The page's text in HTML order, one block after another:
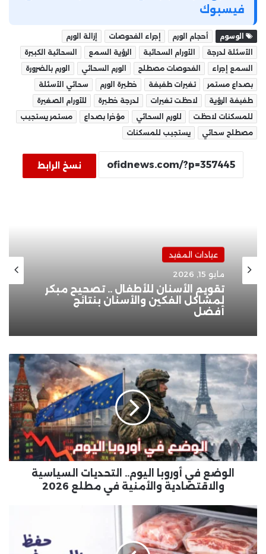
فيسبوك
الوسوم أحجام الورم إجراء الفحوصات
إزالة الورم
الأسئلة لدرجة
الأورام السحائية الرؤية السمع
السحائية الكبيرة
السمع إجراء
الفحوصات مصطلح الورم السحائي
الورم بالضرورة
بصداع مستمر
تغيرات طفيفة خطيرة الورم
سحائي الأسئلة
طفيفة الرؤية
لاحظت تغيرات لدرجة خطيرة
للأورام الصغيرة
للمسكنات لاحظت
للورم السحائي مؤخرا بصداع
مستمر يستجيب
مصطلح سحائي
يستجيب للمسكنات
نسخ الرابط
عيادات المفيد
مايو 15, 2026
تقويم الأسنان للأطفال .. تصحيح مبكر
لمشاكل الفكين والأسنان بنتائج
أفضل
الوضع
في
أوروبا
اليوم..
التحديات
السياسية
والاقتصادية
والأمنية
في
الوضع في أوروبا اليوم.. التحديات السياسية
والاقتصادية والأمنية في مطلع 2026
حفظ
اللحوم
في
الفريزر: